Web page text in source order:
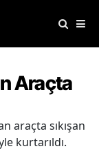
Araçta
araçta sıkışan
kurtarıldı.